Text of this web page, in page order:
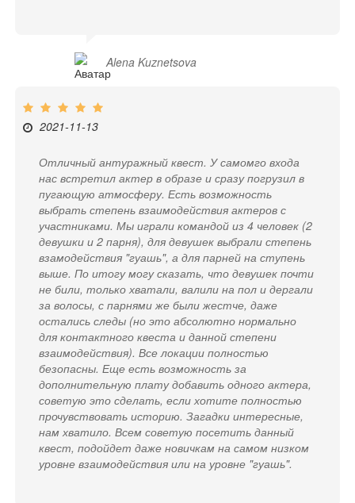
Alena Kuznetsova
2021-11-13
Отличный антуражный квест. У самомго входа
нас встретил актер в образе и сразу погрузил в
пугающую атмосферу. Есть возможность
выбрать степень взаимодействия актеров с
участниками. Мы играли командой из 4 человек (2
девушки и 2 парня), для девушек выбрали степень
взамодействия "гуашь", а для парней на ступень
выше. По итогу могу сказать, что девушек почти
не били, только хватали, валили на пол и дергали
за волосы, с парнями же были жестче, даже
остались следы (но это абсолютно нормально
для контактного квеста и данной степени
взаимодействия). Все локации полностью
безопасны. Еще есть возможность за
дополнительную плату добавить одного актера,
советую это сделать, если хотите полностью
прочувствовать историю. Загадки интересные,
нам хватило. Всем советую посетить данный
квест, подойдет даже новичкам на самом низком
уровне взаимодействия или на уровне "гуашь".